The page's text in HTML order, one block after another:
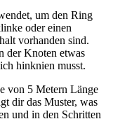
um den Ring
oder einen
vorhanden sind.
der Knoten etwas
hinknien musst.
von 5 Metern Länge
dir das Muster, was
und in den Schritten